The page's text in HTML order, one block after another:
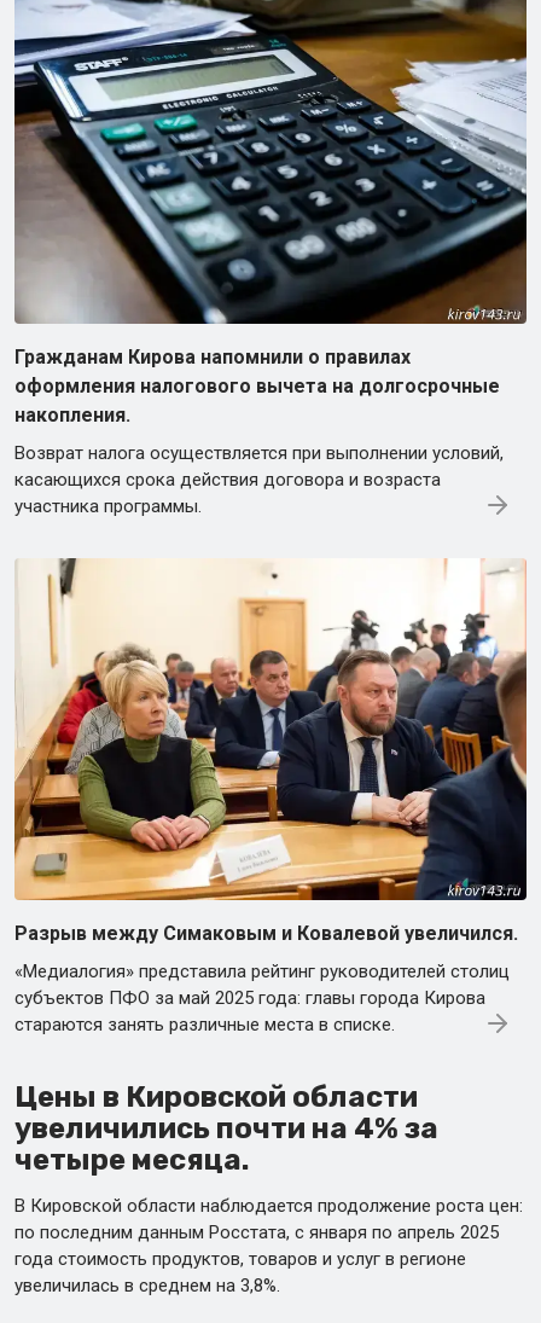
Гражданам Кирова напомнили о правилах
оформления налогового вычета на долгосрочные
накопления.
Возврат налога осуществляется при выполнении условий,
касающихся срока действия договора и возраста
участника программы.
Разрыв между Симаковым и Ковалевой увеличился.
«Медиалогия» представила рейтинг руководителей столиц
субъектов ПФО за май 2025 года: главы города Кирова
стараются занять различные места в списке.
Цены в Кировской области
увеличились почти на 4% за
четыре месяца.
В Кировской области наблюдается продолжение роста цен:
по последним данным Росстата, с января по апрель 2025
года стоимость продуктов, товаров и услуг в регионе
увеличилась в среднем на 3,8%.